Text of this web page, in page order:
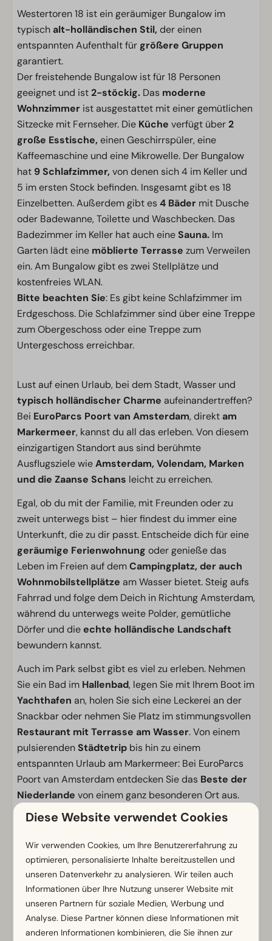
Westertoren 18 ist ein geräumiger Bungalow im
typisch alt-holländischen Stil, der einen
entspannten Aufenthalt für größere Gruppen
garantiert.
Der freistehende Bungalow ist für 18 Personen
geeignet und ist2-stöckig. Das moderne
Wohnzimmer ist ausgestattet mit einer gemütlichen
Sitzecke mit Fernseher. Die Küche verfügt über2
große Esstische, einen Geschirrspüler, eine
Kaffeemaschine und eine Mikrowelle. Der Bungalow
hat 9 Schlafzimmer, von denen sich 4 im Keller und
5 im ersten Stock befinden. Insgesamt gibt es 18
Einzelbetten. Außerdem gibt es4 Bäder mit Dusche
oder Badewanne, Toilette und Waschbecken. Das
Badezimmer im Keller hat auch eine Sauna. Im
Garten lädt eine möblierte Terrasse zum Verweilen
ein. Am Bungalow gibt es zwei Stellplätze und
kostenfreies WLAN.
Bitte beachten Sie: Es gibt keine Schlafzimmer im
Erdgeschoss. Die Schlafzimmer sind über eine Treppe
zum Obergeschoss oder eine Treppe zum
Untergeschoss erreichbar.
Lust auf einen Urlaub, bei dem Stadt, Wasser und
typisch holländischer Charme aufeinandertreffen?
Bei EuroParcs Poort van Amsterdam, direkt am
Markermeer, kannst du all das erleben. Von diesem
einzigartigen Standort aus sind berühmte
Ausflugsziele wieAmsterdam, Volendam, Marken
und die Zaanse Schans leicht zu erreichen.
Egal, ob du mit der Familie, mit Freunden oder zu
zweit unterwegs bist – hier findest du immer eine
Unterkunft, die zu dir passt. Entscheide dich für eine
geräumige Ferienwohnung oder genieße das
Leben im Freien auf demCampingplatz, der auch
Wohnmobilstellplätze am Wasser bietet. Steig aufs
Fahrrad und folge dem Deich in Richtung Amsterdam,
während du unterwegs weite Polder, gemütliche
Dörfer und dieechte holländische Landschaft
bewundern kannst.
Auch im Park selbst gibt es viel zu erleben. Nehmen
Sie ein Bad im Hallenbad, legen Sie mit Ihrem Boot im
Yachthafen an, holen Sie sich eine Leckerei an der
Snackbar oder nehmen Sie Platz im stimmungsvollen
Restaurant mit Terrasse am Wasser. Von einem
pulsierenden Städtetrip bis hin zu einem
entspannten Urlaub am Markermeer: Bei EuroParcs
Poort van Amsterdam entdecken Sie das Beste der
Niederlande von einem ganz besonderen Ort aus.
Einrichtungen
Allgemein
Nichtraucher
WLAN (gratis)
Mit mehreren Stockwerken
Parkmöglichkeit in der Nähe der Ferienunterkunft
Diese Website verwendet Cookies
Wir verwenden Cookies, um Ihre Benutzererfahrung zu
optimieren, personalisierte Inhalte bereitzustellen und
unseren Datenverkehr zu analysieren. Wir teilen auch
Informationen über Ihre Nutzung unserer Website mit
unseren Partnern für soziale Medien, Werbung und
Analyse. Diese Partner können diese Informationen mit
anderen Informationen kombinieren, die Sie ihnen zur